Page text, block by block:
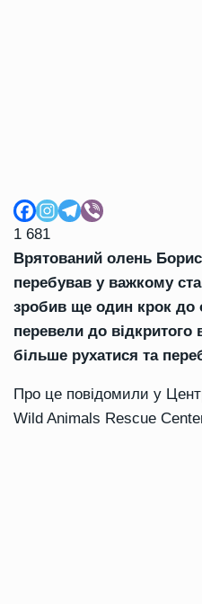
1 681
Врятований олень
перебував у важкому
зробив ще один крок до
перевели до
більше рухатися та
Про це повідомили у
Wild Animals Rescue